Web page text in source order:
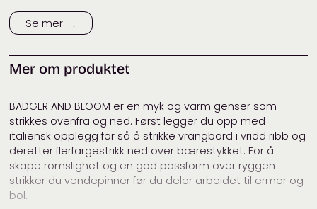
Kategorier:
Se mer ↓
Mer om produktet
BADGER AND BLOOM er en myk og varm genser som
strikkes ovenfra og ned. Først legger du opp med
italiensk opplegg for så å strikke vrangbord i vridd ribb og
deretter flerfargestrikk ned over bærestykket. For å
skape romslighet og en god passform over ryggen
strikker du vendepinner før du deler arbeidet til ermer og
bol.